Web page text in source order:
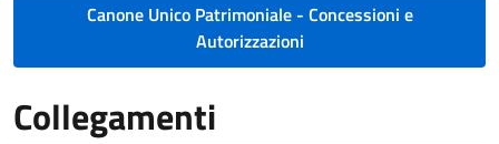
Canone Unico Patrimoniale - Concessioni e
Autorizzazioni
Collegamenti